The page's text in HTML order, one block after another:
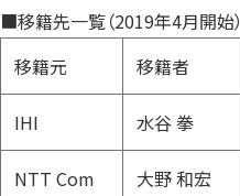
■移籍先一覧（2019年4月開始）
移籍元
移籍者
IHI 水谷 拳
NTT Com 大野 和宏